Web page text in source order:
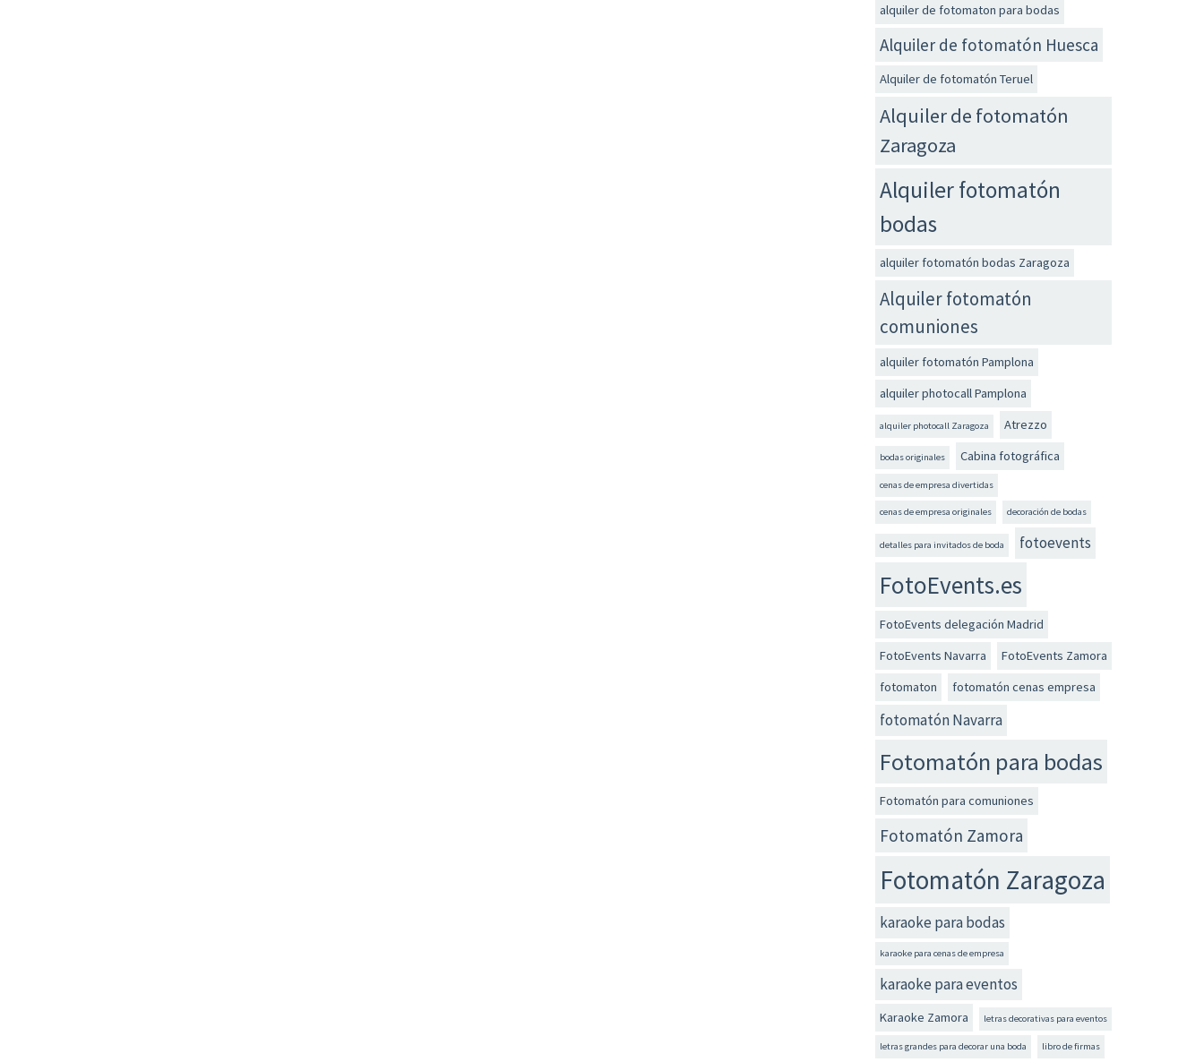
alquiler de fotomaton para bodas
Alquiler de fotomatón Huesca
Alquiler de fotomatón Teruel
Alquiler de fotomatón
Zaragoza
Alquiler fotomatón
bodas
alquiler fotomatón bodas Zaragoza
Alquiler fotomatón
comuniones
alquiler fotomatón Pamplona
alquiler photocall Pamplona
alquiler photocall Zaragoza Atrezzo
bodas originales Cabina fotográfica
cenas de empresa divertidas
cenas de empresa originales decoración de bodas
detalles para invitados de boda fotoevents
FotoEvents.es
FotoEvents delegación Madrid
FotoEvents Navarra
FotoEvents Zamora
fotomaton
fotomatón cenas empresa
fotomatón Navarra
Fotomatón para bodas
Fotomatón para comuniones
Fotomatón Zamora
Fotomatón Zaragoza
karaoke para bodas
karaoke para cenas de empresa
karaoke para eventos
Karaoke Zamora letras decorativas para eventos
letras grandes para decorar una boda libro de firmas